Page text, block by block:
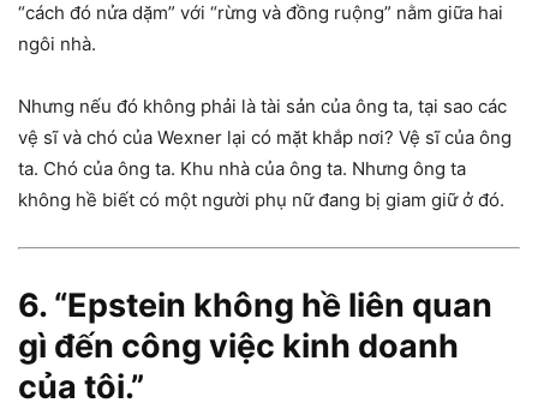
“cách đó nửa dặm” ​​với “rừng và đồng ruộng” nằm giữa hai
ngôi nhà.
Nhưng nếu đó không phải là tài sản của ông ta, tại sao các
vệ sĩ và chó của Wexner lại có mặt khắp nơi? Vệ sĩ của ông
ta. Chó của ông ta. Khu nhà của ông ta. Nhưng ông ta
không hề biết có một người phụ nữ đang bị giam giữ ở đó.
6. “Epstein không hề liên quan
gì đến công việc kinh doanh
của tôi.”